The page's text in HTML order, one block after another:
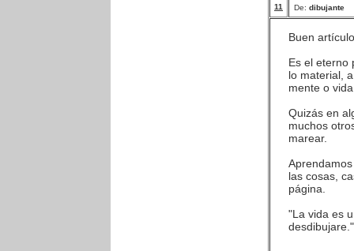
11 De: dibujante
Buen
Es el eterno
lo material,
mente o
Quizás en
muchos
marear.
las cosas,
página.
"La vida es
desdibujare."